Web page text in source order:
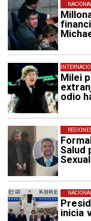
NACIONAL
Milei
odio
Salud
Sexual
inicia